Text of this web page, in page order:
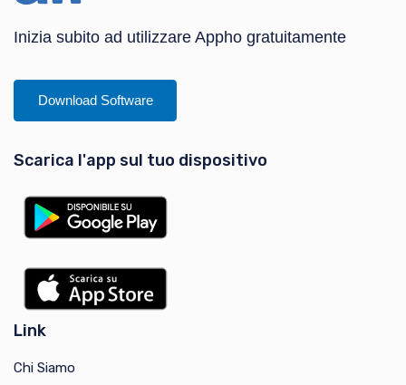
Inizia subito ad utilizzare Appho gratuitamente
Download Software
Scarica l'app sul tuo dispositivo
Link
Chi Siamo